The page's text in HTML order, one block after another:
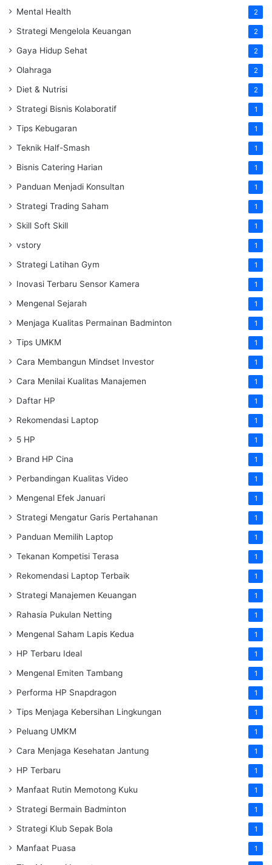
Mental Health 2
Strategi Mengelola Keuangan 2
Gaya Hidup Sehat 2
Olahraga 2
Diet & Nutrisi 2
Strategi Bisnis Kolaboratif 1
Tips Kebugaran 1
Teknik Half-Smash 1
Bisnis Catering Harian 1
Panduan Menjadi Konsultan 1
Strategi Trading Saham 1
Skill Soft Skill 1
vstory 1
Strategi Latihan Gym 1
Inovasi Terbaru Sensor Kamera 1
Mengenal Sejarah 1
Menjaga Kualitas Permainan Badminton 1
Tips UMKM 1
Cara Membangun Mindset Investor 1
Cara Menilai Kualitas Manajemen 1
Daftar HP 1
Rekomendasi Laptop 1
5 HP 1
Brand HP Cina 1
Perbandingan Kualitas Video 1
Mengenal Efek Januari 1
Strategi Mengatur Garis Pertahanan 1
Panduan Memilih Laptop 1
Tekanan Kompetisi Terasa 1
Rekomendasi Laptop Terbaik 1
Strategi Manajemen Keuangan 1
Rahasia Pukulan Netting 1
Mengenal Saham Lapis Kedua 1
HP Terbaru Ideal 1
Mengenal Emiten Tambang 1
Performa HP Snapdragon 1
Tips Menjaga Kebersihan Lingkungan 1
Peluang UMKM 1
Cara Menjaga Kesehatan Jantung 1
HP Terbaru 1
Manfaat Rutin Memotong Kuku 1
Strategi Bermain Badminton 1
Strategi Klub Sepak Bola 1
Manfaat Puasa 1